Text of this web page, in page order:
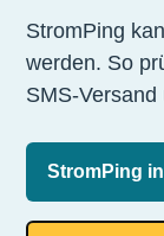
StromPing
werden. So
SMS-
StromPing